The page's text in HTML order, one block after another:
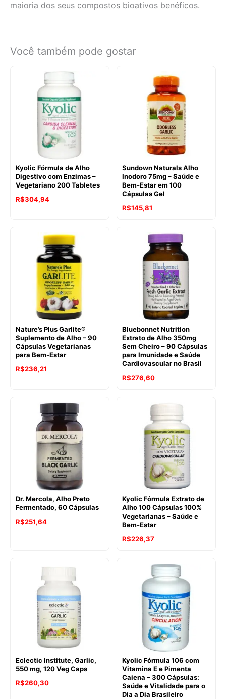
maioria dos seus compostos bioativos benéficos.
Você também pode gostar
Kyolic Fórmula de Alho
Digestivo com Enzimas –
Vegetariano 200 Tabletes
R$304,94
Sundown Naturals Alho
Inodoro 75mg – Saúde e
Bem-Estar em 100
Cápsulas Gel
R$145,81
Nature’s Plus Garlite®
Suplemento de Alho – 90
Cápsulas Vegetarianas
para Bem-Estar
R$236,21
Bluebonnet Nutrition
Extrato de Alho 350mg
Sem Cheiro – 90 Cápsulas
para Imunidade e Saúde
Cardiovascular no Brasil
R$276,60
Dr. Mercola, Alho Preto
Fermentado, 60 Cápsulas
R$251,64
Kyolic Fórmula Extrato de
Alho 100 Cápsulas 100%
Vegetarianas – Saúde e
Bem-Estar
R$226,37
Eclectic Institute, Garlic,
550 mg, 120 Veg Caps
R$260,30
Kyolic Fórmula 106 com
Vitamina E e Pimenta
Caiena – 300 Cápsulas:
Saúde e Vitalidade para o
Dia a Dia Brasileiro